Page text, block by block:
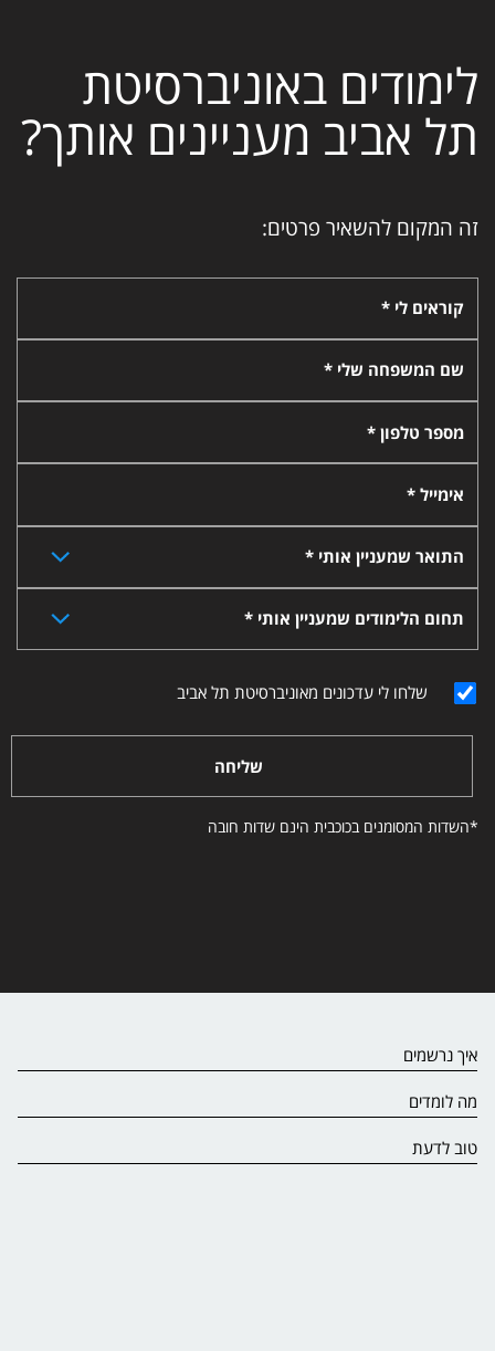
לימודים באוניברסיטת
תל אביב מעניינים אותך?
זה המקום להשאיר פרטים:
קוראים לי *
שם המשפחה שלי *
מספר טלפון *
אימייל *
התואר שמעניין אותי *
תחום הלימודים שמעניין אותי *
שלחו לי עדכונים מאוניברסיטת תל אביב
שליחה
*השדות המסומנים בכוכבית הינם שדות חובה
איך נרשמים
מה לומדים
טוב לדעת